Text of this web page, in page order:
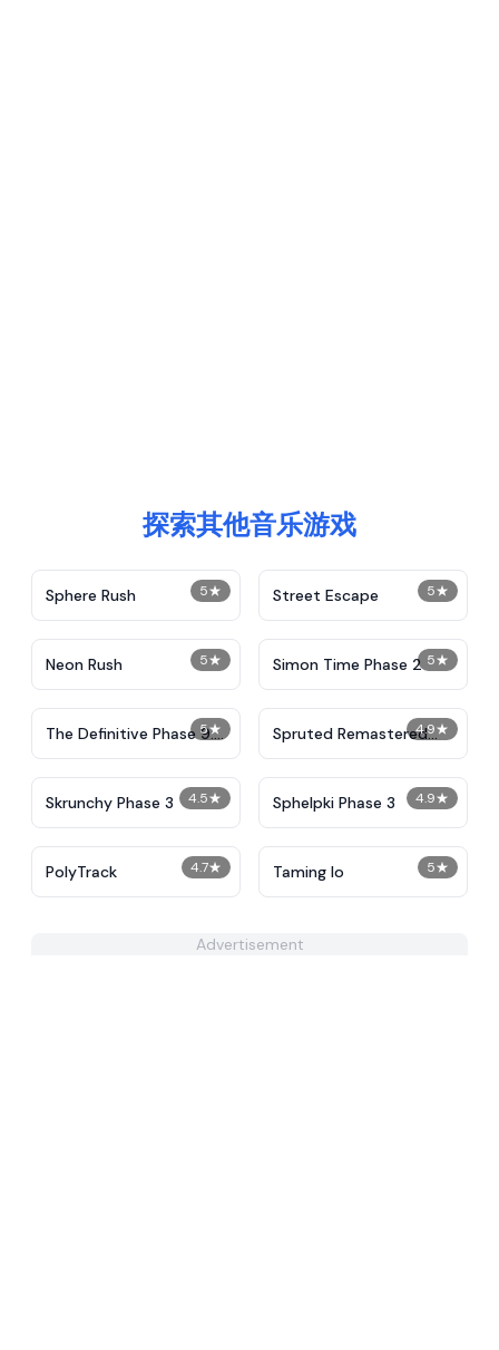
探索其他音乐游戏
5★
Sphere Rush 5★
Street Escape
5★
Neon Rush 5★
Simon Time Phase 2
5★
The Definitive Phase 9:
Demolition
4.9★
Spruted Remastered
Alternative Phase 2
4.5★
Skrunchy Phase 3 4.9★
Sphelpki Phase 3
4.7★
PolyTrack 5★
Taming Io
Advertisement